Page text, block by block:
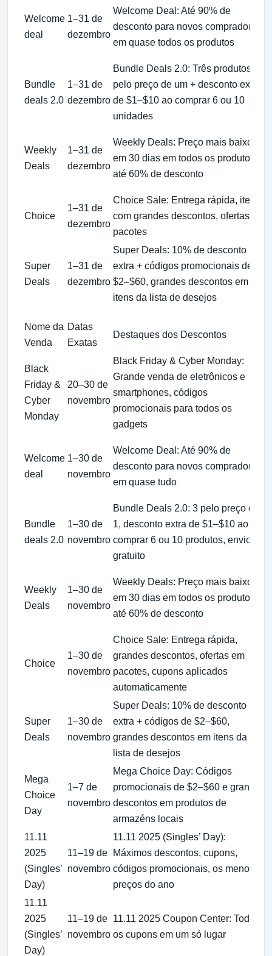
Welcome
deal
1–31 de
dezembro
Welcome Deal: Até 90% de
desconto para novos compradores
em quase todos os produtos
Bundle
deals 2.0
1–31 de
dezembro
Bundle Deals 2.0: Três produtos
pelo preço de um + desconto extra
de $1–$10 ao comprar 6 ou 10
unidades
Weekly
Deals
1–31 de
dezembro
Weekly Deals: Preço mais baixo
em 30 dias em todos os produtos,
até 60% de desconto
Choice
1–31 de
dezembro
Choice Sale: Entrega rápida, itens
com grandes descontos, ofertas em
pacotes
Super
Deals
1–31 de
dezembro
Super Deals: 10% de desconto
extra + códigos promocionais de
$2–$60, grandes descontos em
itens da lista de desejos
Nome da
Venda
Datas
Exatas
Destaques dos Descontos
Black
Friday &
Cyber
Monday
20–30 de
novembro
Black Friday & Cyber Monday:
Grande venda de eletrônicos e
smartphones, códigos
promocionais para todos os
gadgets
Welcome
deal
1–30 de
novembro
Welcome Deal: Até 90% de
desconto para novos compradores
em quase tudo
Bundle
deals 2.0
1–30 de
novembro
Bundle Deals 2.0: 3 pelo preço de
1, desconto extra de $1–$10 ao
comprar 6 ou 10 produtos, envio
gratuito
Weekly
Deals
1–30 de
novembro
Weekly Deals: Preço mais baixo
em 30 dias em todos os produtos,
até 60% de desconto
Choice
1–30 de
novembro
Choice Sale: Entrega rápida,
grandes descontos, ofertas em
pacotes, cupons aplicados
automaticamente
Super
Deals
1–30 de
novembro
Super Deals: 10% de desconto
extra + códigos de $2–$60,
grandes descontos em itens da
lista de desejos
Mega
Choice
Day
1–7 de
novembro
Mega Choice Day: Códigos
promocionais de $2–$60 e grandes
descontos em produtos de
armazéns locais
11.11
2025
(Singles’
Day)
11–19 de
novembro
11.11 2025 (Singles’ Day):
Máximos descontos, cupons,
códigos promocionais, os menores
preços do ano
11.11
2025
(Singles’
Day)
11–19 de
novembro
11.11 2025 Coupon Center: Todos
os cupons em um só lugar